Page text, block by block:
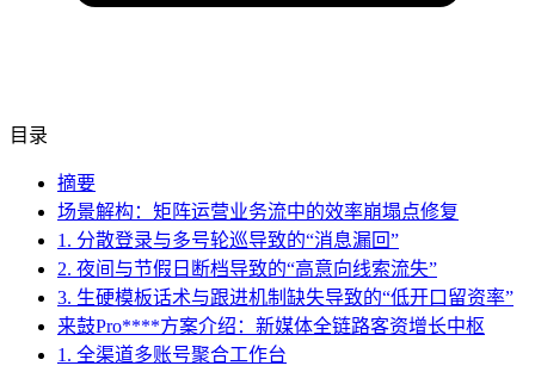
目录
摘要
场景解构：矩阵运营业务流中的效率崩塌点修复
1. 分散登录与多号轮巡导致的“消息漏回”
2. 夜间与节假日断档导致的“高意向线索流失”
3. 生硬模板话术与跟进机制缺失导致的“低开口留资率”
来鼓Pro****方案介绍：新媒体全链路客资增长中枢
1. 全渠道多账号聚合工作台